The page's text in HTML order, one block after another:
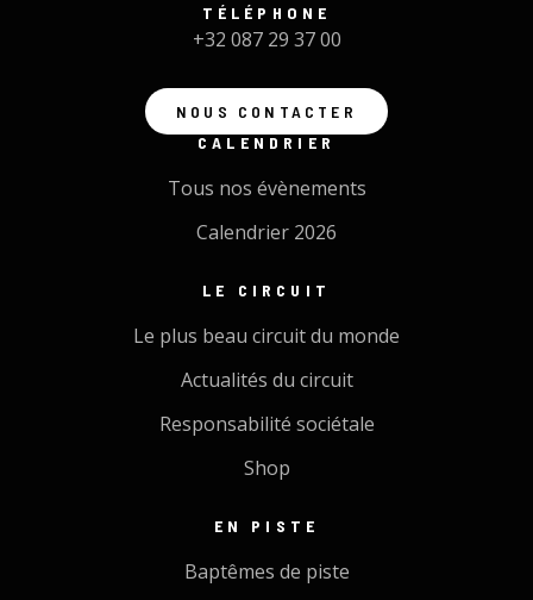
TÉLÉPHONE
+32 087 29 37 00
NOUS CONTACTER
CALENDRIER
Tous nos évènements
Calendrier 2026
LE CIRCUIT
Le plus beau circuit du monde
Actualités du circuit
Responsabilité sociétale
Shop
EN PISTE
Baptêmes de piste